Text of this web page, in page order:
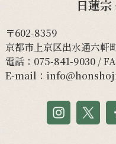
日蓮
〒602-8359
京都市上京区出水通六軒
電話： 075-841-9030/
E-mail：